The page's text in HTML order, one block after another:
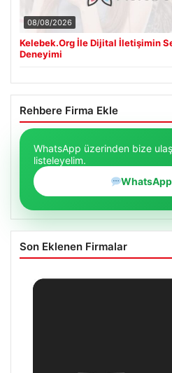
08/08/2026
Kelebek.Org İle Dijital İletişimin
Deneyimi
Rehbere Firma Ekle
WhatsApp üzerinden bize
listeleyelim.
Son Eklenen Firmalar